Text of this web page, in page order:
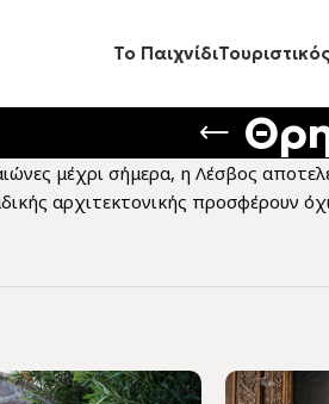
Το Παιχνίδι
μέχρι σήμερα, η Λέσβος
αρχιτεκτονικής προσφέρουν